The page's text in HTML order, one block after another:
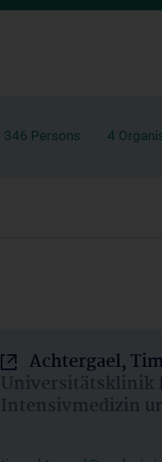
346 Persons 4
Achtergael,
Universitätsklinik
Intensivmedizin